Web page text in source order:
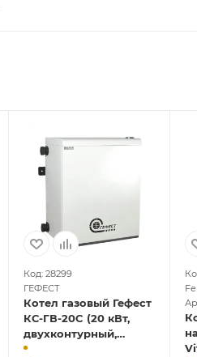
Код: 28299
ГЕФЕСТ
Котел газовый Гефест
КС-ГВ-20C (20 кВт,
двухконтурный,
закрытая камера